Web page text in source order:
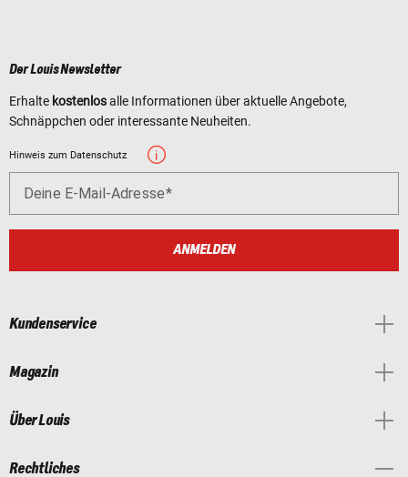
Der Louis Newsletter
Erhalte kostenlosalle Informationen über aktuelle Angebote,
Schnäppchen oder interessante Neuheiten.
Hinweis zum Datenschutz
Deine E-Mail-Adresse
ANMELDEN
Kundenservice
Magazin
Über Louis
Rechtliches